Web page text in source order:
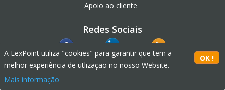
Apoio ao cliente
Redes Sociais
A LexPoint utiliza "cookies" para garantir que tem a
melhor experiência de utlização no nosso Website.
Mais informação